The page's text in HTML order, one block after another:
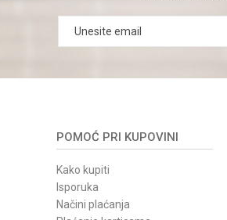
POMOĆ PRI KUPOVINI
Kako kupiti
Isporuka
Načini plaćanja